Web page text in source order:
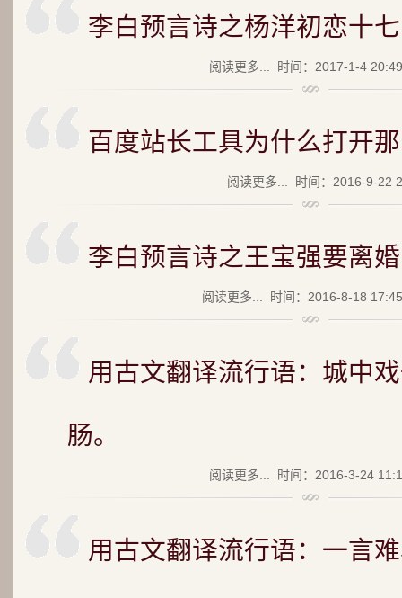
李白预言诗之杨洋初恋十
阅读更多... 时间：2017-1-4
百度站长工具为什么打开
阅读更多... 时间：2016-9-22
李白预言诗之王宝强要离婚
阅读更多... 时间：2016-8-18
用古文翻译流行语：城中
肠。
阅读更多... 时间：2016-3-24
用古文翻译流行语：一言